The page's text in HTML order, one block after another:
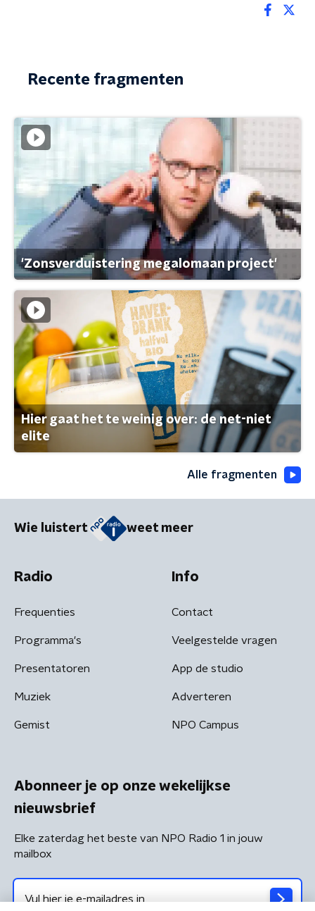
Recente fragmenten
'Zonsverduistering megalomaan project'
Hier gaat het te weinig over: de net-niet
elite
Alle fragmenten
Wie luistert weet meer
Radio
Frequenties
Programma's
Presentatoren
Muziek
Gemist
Info
Contact
Veelgestelde vragen
App de studio
Adverteren
NPO Campus
Abonneer je op onze wekelijkse
nieuwsbrief
Elke zaterdag het beste van NPO Radio 1 in jouw
mailbox